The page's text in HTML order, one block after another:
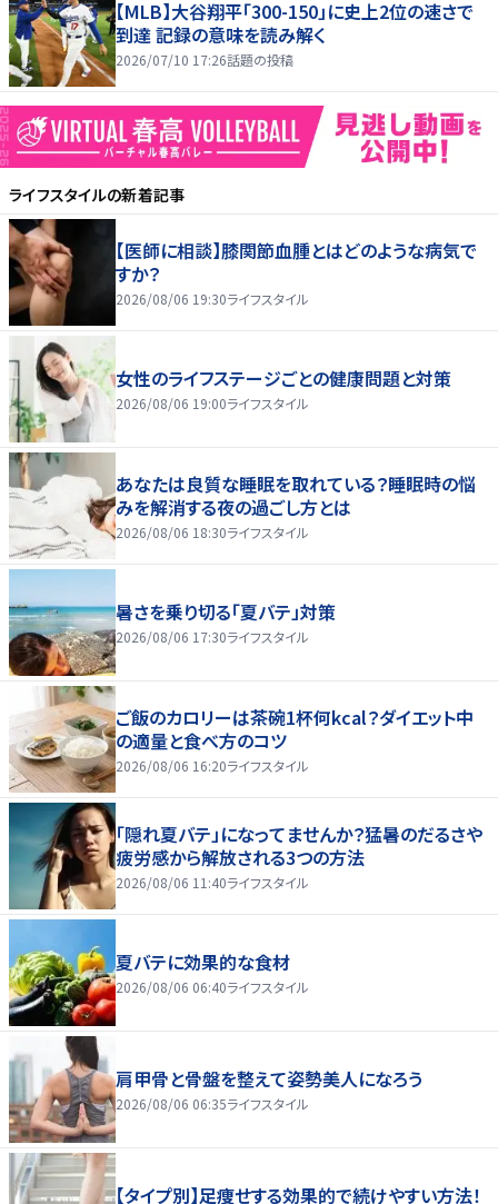
【MLB】大谷翔平「300-150」に史上2位の速さで
到達 記録の意味を読み解く
2026/07/10 17:26話題の投稿
ライフスタイルの新着記事
【医師に相談】膝関節血腫とはどのような病気で
すか？
2026/08/06 19:30ライフスタイル
女性のライフステージごとの健康問題と対策
2026/08/06 19:00ライフスタイル
あなたは良質な睡眠を取れている？睡眠時の悩
みを解消する夜の過ごし方とは
2026/08/06 18:30ライフスタイル
暑さを乗り切る「夏バテ」対策
2026/08/06 17:30ライフスタイル
ご飯のカロリーは茶碗1杯何kcal？ダイエット中
の適量と食べ方のコツ
2026/08/06 16:20ライフスタイル
「隠れ夏バテ」になってませんか？猛暑のだるさや
疲労感から解放される3つの方法
2026/08/06 11:40ライフスタイル
夏バテに効果的な食材
2026/08/06 06:40ライフスタイル
肩甲骨と骨盤を整えて姿勢美人になろう
2026/08/06 06:35ライフスタイル
【タイプ別】足痩せする効果的で続けやすい方法！